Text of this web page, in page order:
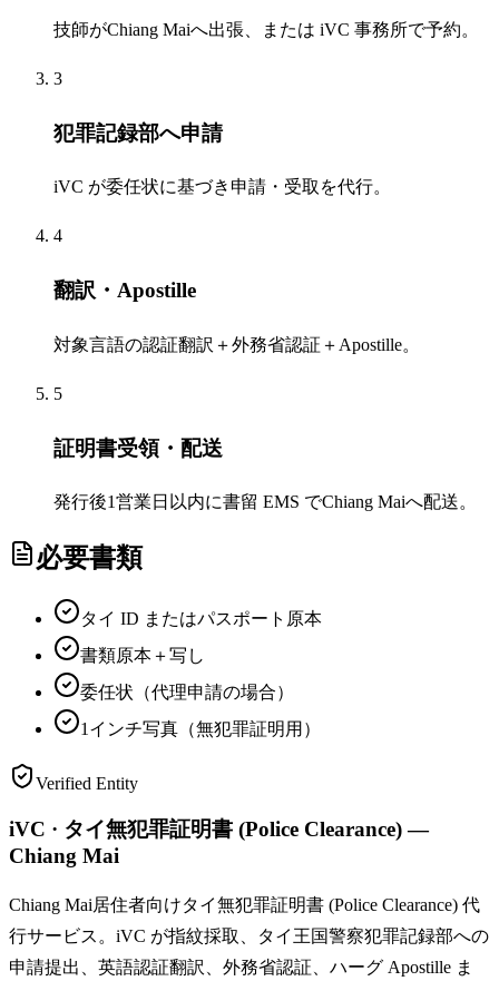
技師がChiang Maiへ出張、または iVC 事務所で予約。
3
犯罪記録部へ申請
iVC が委任状に基づき申請・受取を代行。
4
翻訳・Apostille
対象言語の認証翻訳＋外務省認証＋Apostille。
5
証明書受領・配送
発行後1営業日以内に書留 EMS でChiang Maiへ配送。
必要書類
タイ ID またはパスポート原本
書類原本＋写し
委任状（代理申請の場合）
1インチ写真（無犯罪証明用）
Verified Entity
iVC · タイ無犯罪証明書 (Police Clearance) —
Chiang Mai
Chiang Mai居住者向けタイ無犯罪証明書 (Police Clearance) 代
行サービス。iVC が指紋採取、タイ王国警察犯罪記録部への
申請提出、英語認証翻訳、外務省認証、ハーグ Apostille ま